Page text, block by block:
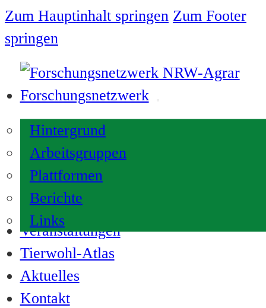
Zum Hauptinhalt springen Zum Footer
springen
Forschungsnetzwerk
Hintergrund
Arbeitsgruppen
Plattformen
Berichte
Links
Veranstaltungen
Tierwohl-Atlas
Aktuelles
Kontakt